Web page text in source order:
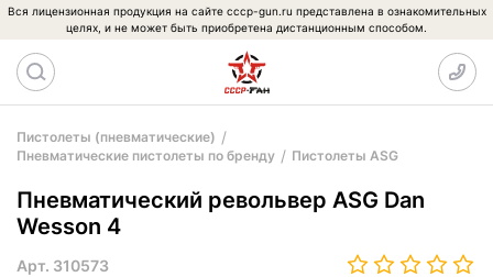
Вся лицензионная продукция на сайте cccp-gun.ru представлена в ознакомительных
целях, и не может быть приобретена дистанционным способом.
Пистолеты (пневматические)
Пневматические пистолеты по бренду
Пистолеты ASG
Пневматический револьвер ASG Dan
Wesson 4
Арт. 310573